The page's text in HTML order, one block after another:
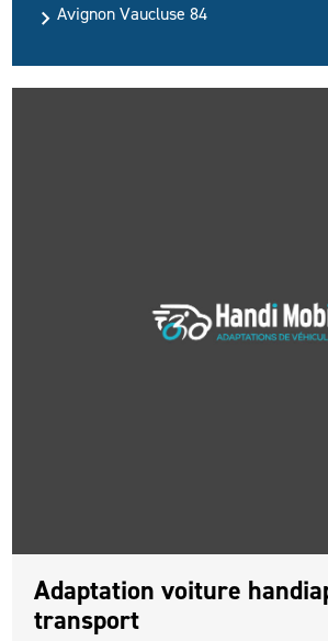
Avignon Vaucluse 84
Adaptation voiture
transport